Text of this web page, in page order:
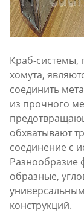
Краб-системы,
хомута,
соединить
из прочного
обхватывают
соединение с
Разнообразие
образные,
конструкций.